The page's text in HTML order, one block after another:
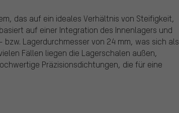
das auf ein ideales Verhältnis von Steifigkeit,
auf einer Integration des Innenlagers und
Lagerdurchmesser von 24 mm, was sich als
Fällen liegen die Lagerschalen außen,
Präzisionsdichtungen, die für eine